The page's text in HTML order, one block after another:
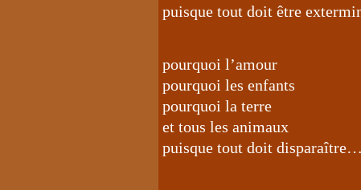
puisque tout doit être
pourquoi l’amour
pourquoi les enfants
pourquoi la terre
et tous les animaux
puisque tout doit disparaître…